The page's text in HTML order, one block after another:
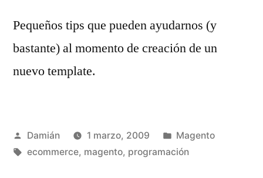
Pequeños tips que pueden ayudarnos (y
bastante) al momento de creación de un
nuevo template.
Publicado
por
Damián 1 marzo, 2009
Publicado
en
Magento
Etiquetas:
ecommerce, magento, programación